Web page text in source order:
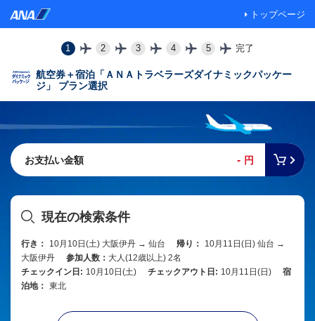
トップページ
1 2 3 4 5 完了
航空券＋宿泊「ＡＮＡトラベラーズダイナミックパッケー
ジ」 プラン選択
お支払い金額 - 円
現在の検索条件
行き： 10月10日(土) 大阪伊丹 → 仙台 帰り：
10月11日(日) 仙台 →
大阪伊丹
参加人数： 大人(12歳以上) 2名
チェックイン日: 10月10日(土) チェックアウト日: 10月11日(日)
宿
泊地： 東北